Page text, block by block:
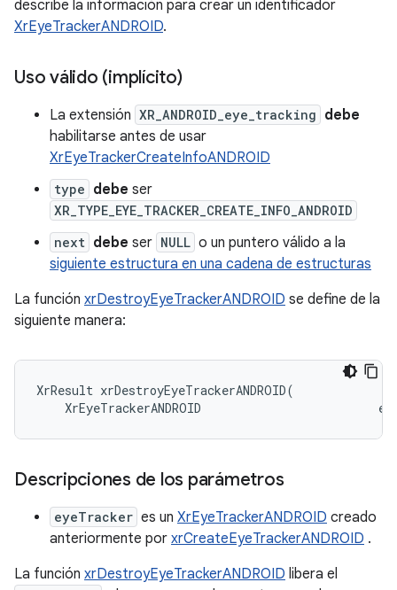
describe la información para crear un identificador
XrEyeTrackerANDROID.
Uso válido (implícito)
La extensión XR_ANDROID_eye_tracking debe
habilitarse antes de usar
XrEyeTrackerCreateInfoANDROID
type debe ser
XR_TYPE_EYE_TRACKER_CREATE_INFO_ANDROID
next debe ser NULL o un puntero válido a la
siguiente estructura en una cadena de estructuras
La función xrDestroyEyeTrackerANDROID se define de la
siguiente manera:
XrResult xrDestroyEyeTrackerANDROID(
Descripciones de los parámetros
eyeTracker es un XrEyeTrackerANDROID creado
anteriormente por xrCreateEyeTrackerANDROID .
La función xrDestroyEyeTrackerANDROID libera el